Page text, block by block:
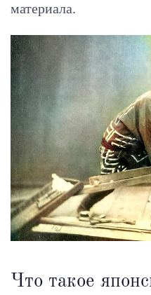
материала.
Что такое